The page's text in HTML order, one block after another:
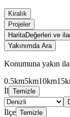
Kiralık
Projeler
HaritaDeğerleri ve
Yakınımda Ara
Konumuna yakın
0.5km5km10km
İl Temizle
İlçe Temizle